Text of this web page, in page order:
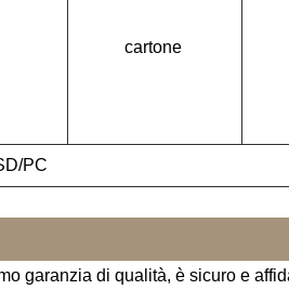
cartone
PC
garanzia di qualità, è sicuro e